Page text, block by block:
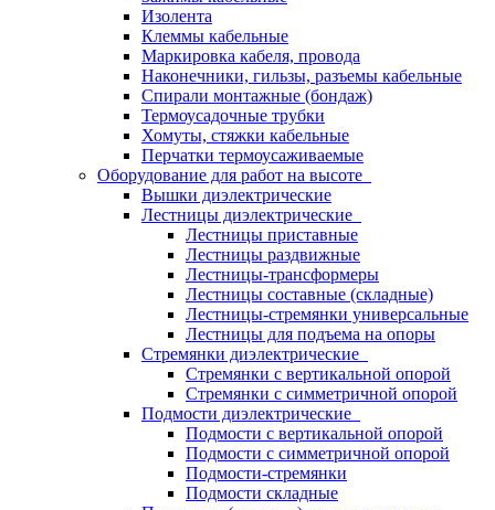
Изолента
Клеммы кабельные
Маркировка кабеля, провода
Наконечники, гильзы, разъемы кабельные
Спирали монтажные (бондаж)
Термоусадочные трубки
Хомуты, стяжки кабельные
Перчатки термоусаживаемые
Оборудование для работ на высоте
Вышки диэлектрические
Лестницы диэлектрические
Лестницы приставные
Лестницы раздвижные
Лестницы-трансформеры
Лестницы составные (складные)
Лестницы-стремянки универсальные
Лестницы для подъема на опоры
Стремянки диэлектрические
Стремянки с вертикальной опорой
Стремянки с симметричной опорой
Подмости диэлектрические
Подмости с вертикальной опорой
Подмости с симметричной опорой
Подмости-стремянки
Подмости складные